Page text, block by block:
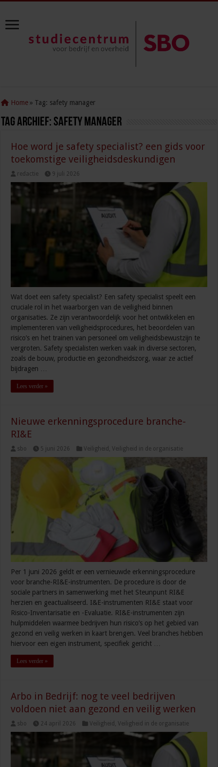
Home » Tag: safety manager
Tag Archief:safety manager
Hoe word je safety specialist? een gids voor
toekomstige veiligheidsdeskundigen
redactie 9 juli 2026
Wat doet een safety specialist? Een safety specialist speelt een
cruciale rol in het waarborgen van de veiligheid binnen
organisaties. Ze zijn verantwoordelijk voor het ontwikkelen en
implementeren van veiligheidsprocedures, het beoordelen van
risico’s en het trainen van personeel om veiligheidsbewustzijn te
vergroten. Safety specialisten werken vaak in diverse sectoren,
zoals de bouw, productie en gezondheidszorg, waar ze actief
bijdragen …
Lees verder »
Nieuwe erkenningsprocedure branche-
RI&E
sbo 5 juni 2026 Veiligheid ,Veiligheid in de organisatie
Per 1 juni 2026 geldt er een vernieuwde erkenningsprocedure
voor branche-RI&E-instrumenten. De procedure is door de
sociale partners in samenwerking met het Steunpunt RI&E
herzien en geactualiseerd. I&E-instrumenten RI&E staat voor
Risico-Inventarisatie en -Evaluatie. RI&E-instrumenten zijn
hulpmiddelen waarmee bedrijven hun risico’s op het gebied van
gezond en veilig werken in kaart brengen. Veel branches hebben
hiervoor een eigen instrument, specifiek gericht …
Lees verder »
Arbo in Bedrijf: nog te veel bedrijven
voldoen niet aan gezond en veilig werken
sbo 24 april 2026 Veiligheid ,Veiligheid in de organisatie